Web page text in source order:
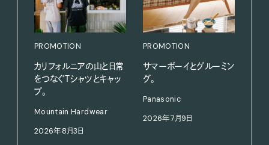
PROMOTION
カリフォルニアの山と日常
をつなぐＴシャツとキャッ
プ。
Mountain Hardwear
2026年8月3日
PROMOTION
サマーボーイとグルーミン
グ。
Panasonic
2026年7月9日